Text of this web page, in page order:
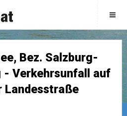
Bez. Salzburg-
- Verkehrsunfall auf
Landesstraße